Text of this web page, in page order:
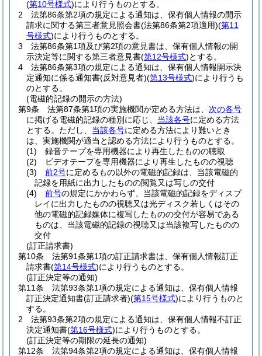
(第10号様式)により行うものとする。
2
法第86条第2項の規定による通知は、保有個人情報の開示
請求に関する第三者意見照会書(法第86条第2項適用)(第11
号様式)により行うものとする。
3
法第86条第1項及び第2項の意見書は、保有個人情報の開
示決定等に関する第三者意見書(第12号様式)とする。
4
法第86条第3項の規定による通知は、保有個人情報開示決
定通知に係る通知書(反対意見者)(第13号様式)により行うも
のとする。
(電磁的記録の開示の方法)
第9条
法第87条第1項の実施機関が定める方法は、 次の各号
に掲げる電磁的記録の種別に応じ、 当該各号に定める方法
とする。 ただし、 当該各号に定める方法により難いとき
は、実施機関が適当と認める方法により行うものとする。
(1)
録音テープを専用機器により再生したものの聴取
(2)
ビデオテープを専用機器により再生したものの視聴
(3)
前2号に定めるもの以外の電磁的記録は、当該電磁的
記録を用紙に出力したものの閲覧又は写しの交付
(4)
前号の規定にかかわらず、当該電磁的記録をディスプ
レイに出力したものの視聴又は光ディスク若しくはその
他の電磁的記録媒体に複写したものの交付が容易である
ものは、当該電磁的記録の視聴又は当該複写したものの
交付
(訂正請求書)
第10条
法第91条第1項の訂正請求書は、保有個人情報訂正
請求書(第14号様式)により行うものとする。
(訂正決定等の通知)
第11条
法第93条第1項の規定による通知は、保有個人情報
訂正決定通知書(訂正請求者)(第15号様式)により行うものと
する。
2
法第93条第2項の規定による通知は、保有個人情報不訂正
決定通知書(第16号様式)により行うものとする。
(訂正決定等の期限の延長の通知)
第12条
法第94条第2項の規定による通知は、保有個人情報